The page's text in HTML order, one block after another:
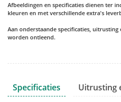
Afbeeldingen en specificaties dienen ter
kleuren en met verschillende extra's
Aan onderstaande specificaties,
worden ontleend.
Specificaties Uitrusting